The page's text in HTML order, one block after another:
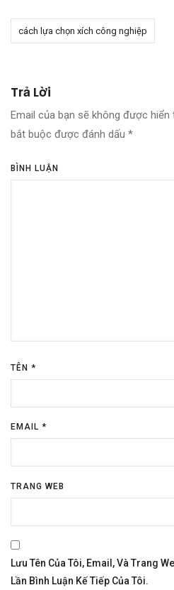
cách lựa chọn xích công nghiệp
Trả Lời
Email của bạn sẽ không được hiển
bắt buộc được đánh dấu *
BÌNH LUẬN
TÊN *
EMAIL *
TRANG WEB
Lưu Tên Của Tôi, Email, Và Trang
Lần Bình Luận Kế Tiếp Của Tôi.